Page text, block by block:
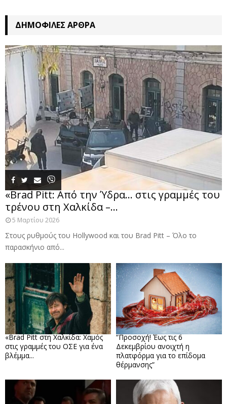
ΔΗΜΟΦΙΛΈΣ ΆΡΘΡΑ
«Brad Pitt: Από την Ύδρα… στις γραμμές του
τρένου στη Χαλκίδα –...
5 Μαρτίου 2026
Στους ρυθμούς του Hollywood και του Brad Pitt – Όλο το
παρασκήνιο από...
«Brad Pitt στη Χαλκίδα: Χαμός
στις γραμμές του ΟΣΕ για ένα
βλέμμα...
“Προσοχή! Έως τις 6
Δεκεμβρίου ανοιχτή η
πλατφόρμα για το επίδομα
θέρμανσης”